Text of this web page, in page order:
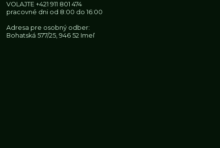
VOLAJTE+421 911 801 474
pracovné dni od 8:00 do 16:00
Adresa pre osobný odber:
Bohatská 577/25, 946 52 Imeľ